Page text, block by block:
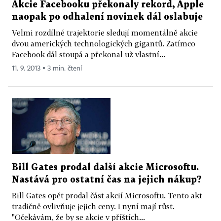
Akcie Facebooku překonaly rekord, Apple
naopak po odhalení novinek dál oslabuje
Velmi rozdílné trajektorie sledují momentálně akcie
dvou amerických technologických gigantů. Zatímco
Facebook dál stoupá a překonal už vlastní...
11. 9. 2013 ▪ 3 min. čtení
Bill Gates prodal další akcie Microsoftu.
Nastává pro ostatní čas na jejich nákup?
Bill Gates opět prodal část akcií Microsoftu. Tento akt
tradičně ovlivňuje jejich ceny. I nyní mají růst.
"Očekávám, že by se akcie v příštích...